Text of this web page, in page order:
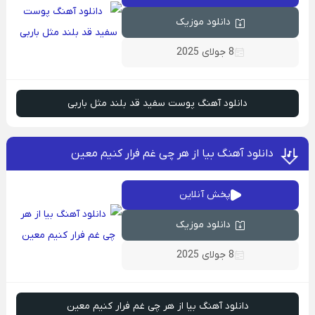
دانلود موزیک
8 جولای 2025
دانلود آهنگ پوست سفید قد بلند مثل باربی
دانلود آهنگ بیا از هر چی غم فرار کنیم معین
پخش آنلاین
دانلود موزیک
8 جولای 2025
دانلود آهنگ بیا از هر چی غم فرار کنیم معین